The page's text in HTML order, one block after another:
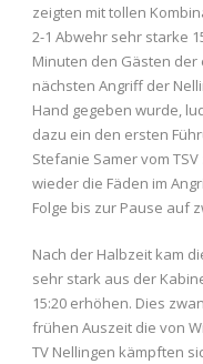
zeigten mit tollen
2-1 Abwehr sehr starke
Minuten den Gästen der
nächsten Angriff der
Hand gegeben wurde,
dazu ein den ersten
Stefanie Samer vom
wieder die Fäden im
Folge bis zur Pause auf
Nach der Halbzeit kam
sehr stark aus der
15:20 erhöhen. Dies
frühen Auszeit die von
TV Nellingen kämpften